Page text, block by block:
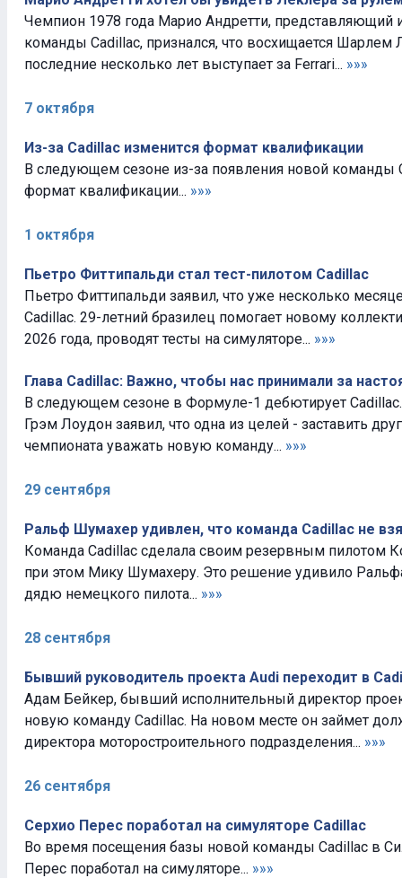
Чемпион 1978 года Марио Андретти, представляющий
команды Cadillac, признался, что восхищается
последние несколько лет выступает за Ferrari... »»»
7 октября
Из-за Cadillac изменится формат квалификации
В следующем сезоне из-за появления новой команды
формат квалификации... »»»
1 октября
Пьетро Фиттипальди стал тест-пилотом Cadillac
Пьетро Фиттипальди заявил, что уже несколько
Cadillac. 29-летний бразилец помогает новому
2026 года, проводят тесты на симуляторе... »»»
Глава Cadillac: Важно, чтобы нас принимали за
В следующем сезоне в Формуле-1 дебютирует
Грэм Лоудон заявил, что одна из целей - заставить
чемпионата уважать новую команду... »»»
29 сентября
Ральф Шумахер удивлен, что команда Cadillac не
Команда Cadillac сделала своим резервным пилотом
при этом Мику Шумахеру. Это решение удивило
дядю немецкого пилота... »»»
28 сентября
Бывший руководитель проекта Audi переходит в
Адам Бейкер, бывший исполнительный директор
новую команду Cadillac. На новом месте он займет
директора моторостроительного подразделения... »»»
26 сентября
Серхио Перес поработал на симуляторе Cadillac
Во время посещения базы новой команды Cadillac в
Перес поработал на симуляторе... »»»